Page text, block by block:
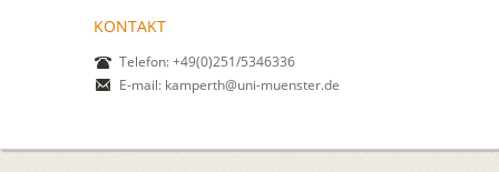
KONTAKT
Telefon: +49(0)251/5346336
E-mail: kamperth@uni-muenster.de